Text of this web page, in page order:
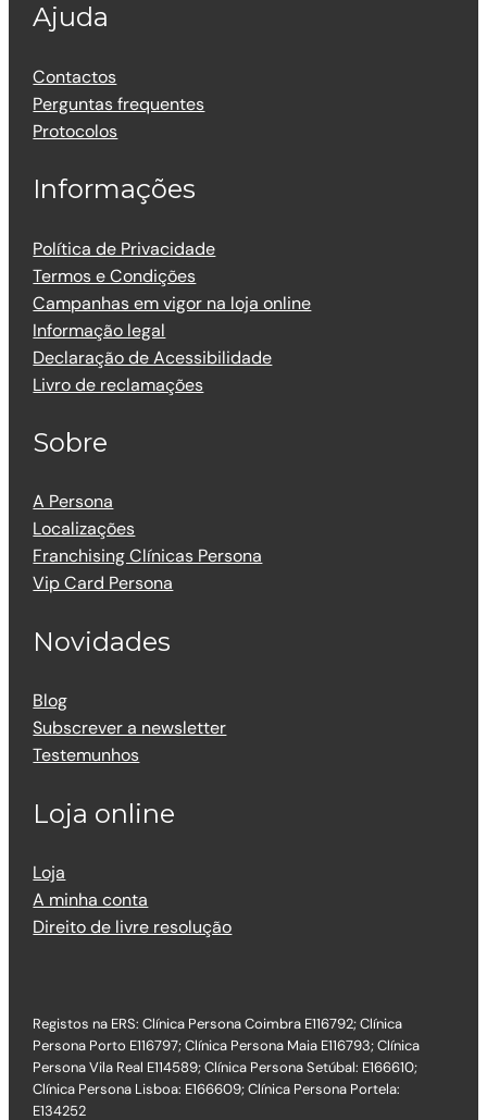
Ajuda
Contactos
Perguntas frequentes
Protocolos
Informações
Política de Privacidade
Termos e Condições
Campanhas em vigor na loja online
Informação legal
Declaração de Acessibilidade
Livro de reclamações
Sobre
A Persona
Localizações
Franchising Clínicas Persona
Vip Card Persona
Novidades
Blog
Subscrever a newsletter
Testemunhos
Loja online
Loja
A minha conta
Direito de livre resolução
Registos na ERS: Clínica Persona Coimbra E116792; Clínica
Persona Porto E116797; Clínica Persona Maia E116793; Clínica
Persona Vila Real E114589; Clínica Persona Setúbal: E166610;
Clínica Persona Lisboa: E166609; Clínica Persona Portela:
E134252